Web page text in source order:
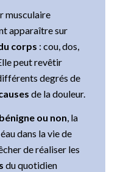
musculaire
apparaître sur
corps : cou, dos,
peut revêtir
degrés de
de la douleur.
bénigne ou non, la
dans la vie de
de réaliser les
du quotidien